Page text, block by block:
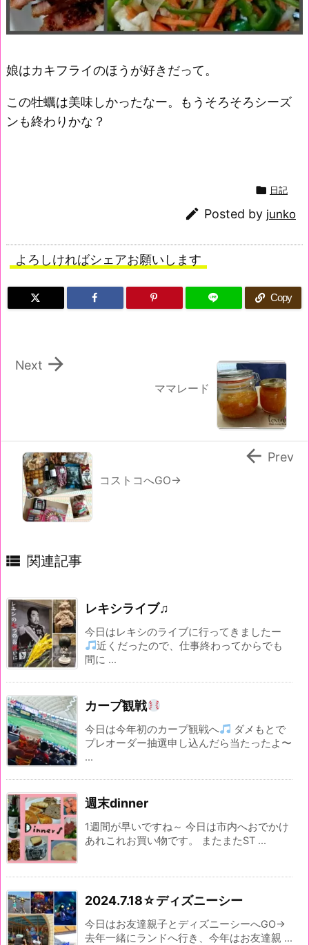
娘はカキフライのほうが好きだって。
この牡蠣は美味しかったなー。もうそろそろシーズ
ンも終わりかな？
 日記
 Posted by junko
よろしければシェアお願いします
Copy
ママレード

Next
コストコへGO→
 Prev
 関連記事
レキシライブ♫
今日はレキシのライブに行ってきましたー
近くだったので、仕事終わってからでも
間に ...
カープ観戦
今日は今年初のカープ観戦へ
ダメもとで
プレオーダー抽選申し込んだら当たったよ〜
...
週末dinner
1週間が早いですね～ 今日は市内へおでかけ
あれこれお買い物です。 またまたST ...
2024.7.18☆ディズニーシー
今日はお友達親子とディズニーシーへGO→
去年一緒にランドへ行き、今年はお友達親 ...